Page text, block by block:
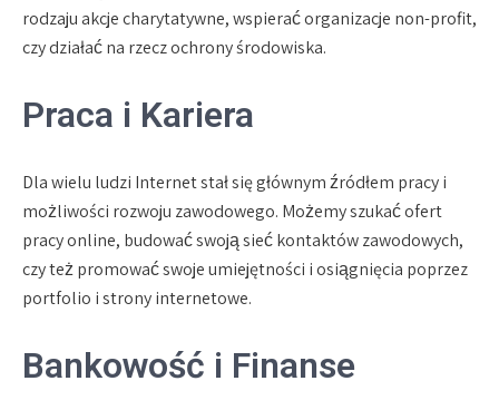
rodzaju akcje charytatywne, wspierać organizacje non-profit,
czy działać na rzecz ochrony środowiska.
Praca i Kariera
Dla wielu ludzi Internet stał się głównym źródłem pracy i
możliwości rozwoju zawodowego. Możemy szukać ofert
pracy online, budować swoją sieć kontaktów zawodowych,
czy też promować swoje umiejętności i osiągnięcia poprzez
portfolio i strony internetowe.
Bankowość i Finanse